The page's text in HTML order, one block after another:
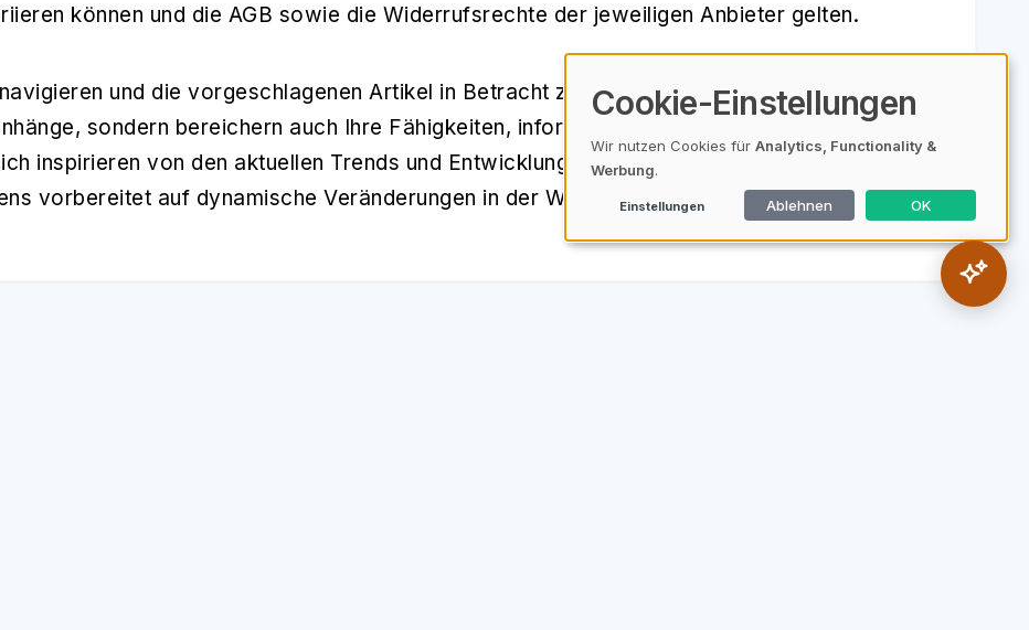
können und die AGB sowie die Widerrufsrechte der jeweiligen Anbieter gelten.
und die vorgeschlagenen Artikel in Betracht ziehen, erweitern Sie nicht nur Ihr
sondern bereichern auch Ihre Fähigkeiten, informierte Entscheidungen im
inspirieren von den aktuellen Trends und Entwicklungen, die das wirtschaftliche
vorbereitet auf dynamische Veränderungen in der Welt der Volkswirtschaft.
Cookie-Einstellungen
Wir nutzen Cookies für Analytics, Functionality &
Werbung.
Einstellungen Ablehnen OK